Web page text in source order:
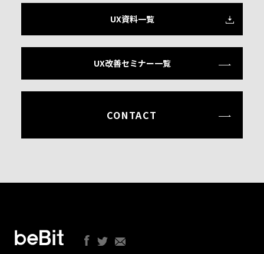
UX資料一覧
UX改善セミナー一覧
CONTACT